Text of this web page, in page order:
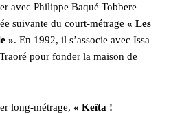
avec Philippe Baqué Tobbere
suivante du court-métrage « Les
». En 1992, il s’associe avec Issa
pour fonder la maison de
long-métrage, « Keïta !